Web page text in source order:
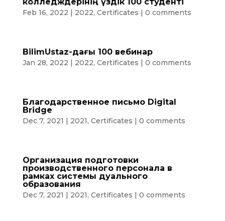
Feb 16, 2022 | 2022, Certificates | 0 comments
BilimUstaz-дағы 100 вебинар
Jan 28, 2022 | 2022, Certificates | 0 comments
Благодарственное письмо Digital
Bridge
Dec 7, 2021 | 2021, Certificates | 0 comments
Организация подготовки
производственного персонала в
рамках системы дуального
образования
Dec 7, 2021 | 2021, Certificates | 0 comments